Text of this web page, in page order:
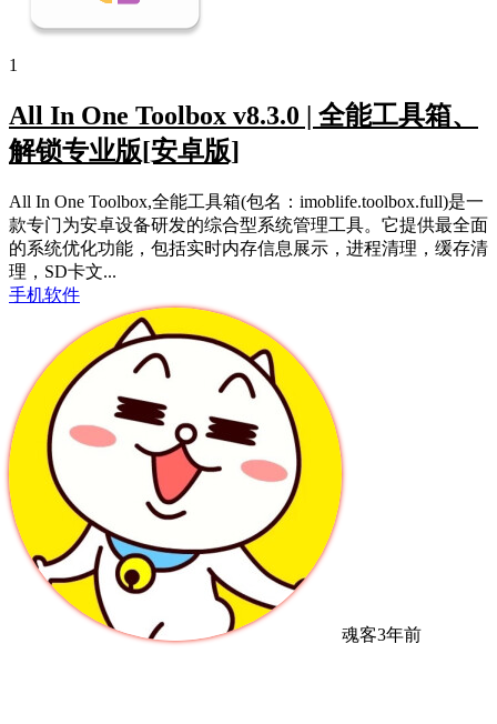
1
All In One Toolbox v8.3.0 | 全能工具箱、
解锁专业版[安卓版]
All In One Toolbox,全能工具箱(包名：imoblife.toolbox.full)是一
款专门为安卓设备研发的综合型系统管理工具。它提供最全面
的系统优化功能，包括实时内存信息展示，进程清理，缓存清
理，SD卡文...
手机软件
魂客3年前